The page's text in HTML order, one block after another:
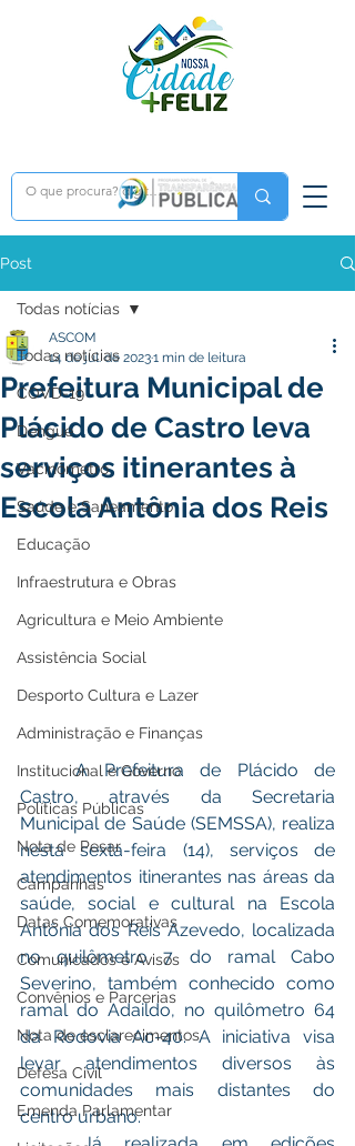
Post
Todas notícias
COVD-19
Dengue
Vacinômetro
Saúde e Saneamento
Educação
Infraestrutura e Obras
Agricultura e Meio Ambiente
Assistência Social
Desporto Cultura e Lazer
Administração e Finanças
Institucional e Governo
Políticas Públicas
Nota de Pesar
Campanhas
Datas Comemorativas
Comunicados e Avisos
Convênios e Parcerias
Nota de esclarecimentos
Defesa Civil
Emenda Parlamentar
Todas notícias
Prefeitura Municipal de
Plácido de Castro leva
serviços itinerantes à
Escola Antônia dos Reis
ASCOM
14 de jul. de 20231 min de leitura
	A Prefeitura de Plácido de
Castro, através da Secretaria
Municipal de Saúde (SEMSSA), realiza
nesta sexta-feira (14), serviços de
atendimentos itinerantes nas áreas da
saúde, social e cultural na Escola
Antônia dos Reis Azevedo, localizada
no quilômetro 7 do ramal Cabo
Severino, também conhecido como
ramal do Adaildo, no quilômetro 64
da Rodovia Ac-40. A iniciativa visa
levar atendimentos diversos às
comunidades mais distantes do
centro urbano.